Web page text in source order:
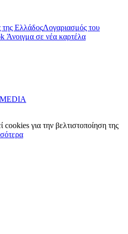
ΕλλάδοςΛογαριασμός του
Άνοιγμα σε νέα καρτέλα
για την βελτιστοποίηση της